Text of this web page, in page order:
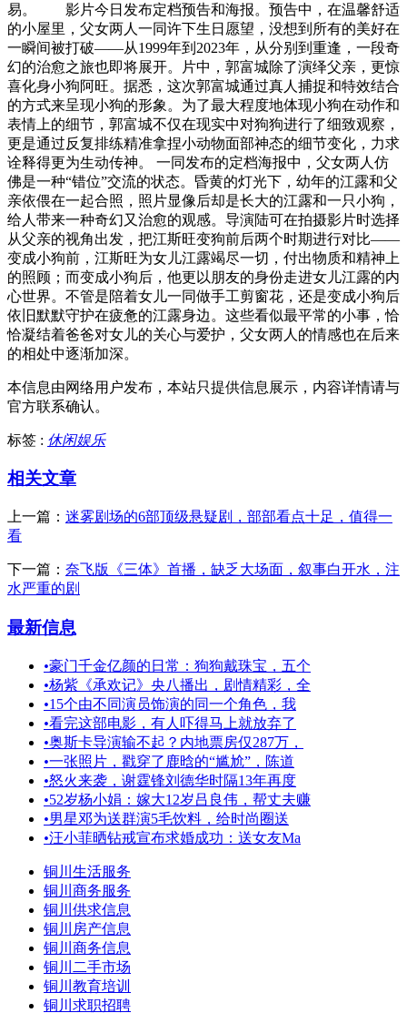
易。 影片今日发布定档预告和海报。预告中，在温馨舒适
的小屋里，父女两人一同许下生日愿望，没想到所有的美好在
一瞬间被打破——从1999年到2023年，从分别到重逢，一段奇
幻的治愈之旅也即将展开。片中，郭富城除了演绎父亲，更惊
喜化身小狗阿旺。据悉，这次郭富城通过真人捕捉和特效结合
的方式来呈现小狗的形象。为了最大程度地体现小狗在动作和
表情上的细节，郭富城不仅在现实中对狗狗进行了细致观察，
更是通过反复排练精准拿捏小动物面部神态的细节变化，力求
诠释得更为生动传神。 一同发布的定档海报中，父女两人仿
佛是一种“错位”交流的状态。昏黄的灯光下，幼年的江露和父
亲依偎在一起合照，照片显像后却是长大的江露和一只小狗，
给人带来一种奇幻又治愈的观感。导演陆可在拍摄影片时选择
从父亲的视角出发，把江斯旺变狗前后两个时期进行对比——
变成小狗前，江斯旺为女儿江露竭尽一切，付出物质和精神上
的照顾；而变成小狗后，他更以朋友的身份走进女儿江露的内
心世界。不管是陪着女儿一同做手工剪窗花，还是变成小狗后
依旧默默守护在疲惫的江露身边。这些看似最平常的小事，恰
恰凝结着爸爸对女儿的关心与爱护，父女两人的情感也在后来
的相处中逐渐加深。
本信息由网络用户发布， 本站只提供信息展示，内容详情请与
官方联系确认。
标签 : 休闲娱乐
相关文章
上一篇： 迷雾剧场的6部顶级悬疑剧，部部看点十足，值得一
看
下一篇： 奈飞版《三体》首播，缺乏大场面，叙事白开水，注
水严重的剧
最新信息
•豪门千金亿颜的日常：狗狗戴珠宝，五个
•杨紫《承欢记》央八播出，剧情精彩，全
•15个由不同演员饰演的同一个角色，我
•看完这部电影，有人吓得马上就放弃了
•奥斯卡导演输不起？内地票房仅287万，
•一张照片，戳穿了鹿晗的“尴尬”，陈道
•怒火来袭，谢霆锋刘德华时隔13年再度
•52岁杨小娟：嫁大12岁吕良伟，帮丈夫赚
•男星邓为送群演5毛饮料，给时尚圈送
•汪小菲晒钻戒宣布求婚成功：送女友Ma
铜川生活服务
铜川商务服务
铜川供求信息
铜川房产信息
铜川商务信息
铜川二手市场
铜川教育培训
铜川求职招聘